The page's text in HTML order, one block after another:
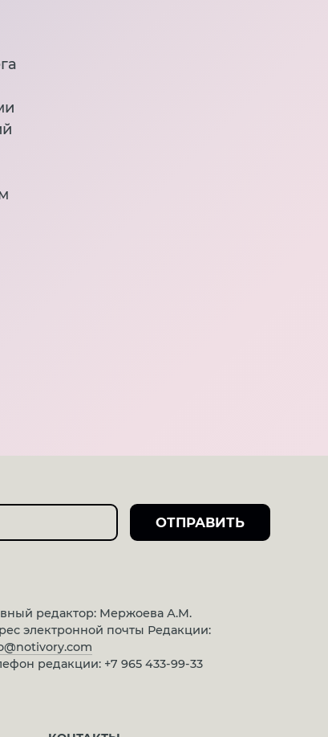
редактор: Мержоева А.М.
электронной почты Редакции:
редакции: +7 965 433-99-33